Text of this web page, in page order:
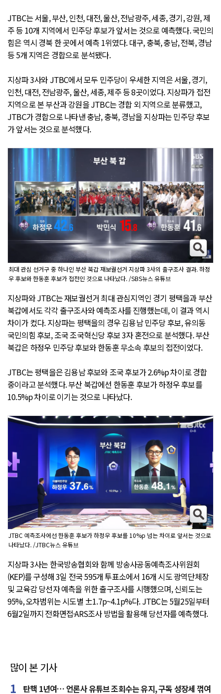
JTBC는 서울, 부산, 인천, 대전, 울산, 전남광주, 세종, 경기, 강원, 제
주 등 10개 지역에서 민주당 후보가 앞서는 것으로 예측했다. 국민의
힘은 역시 경북 한 곳에서 예측 1위였다. 대구, 충북, 충남, 전북, 경남
등 5개 지역은 경합으로 분석됐다.
지상파 3사와 JTBC에서 모두 민주당이 우세한 지역은 서울, 경기,
인천, 대전, 전남광주, 울산, 세종, 제주 등 8곳이었다. 지상파가 접전
지역으로 본 부산과 강원을 JTBC는 경합 외 지역으로 분류했고,
JTBC가 경합으로 나타낸 충남, 충북, 경남을 지상파는 민주당 후보
가 앞서는 것으로 분석했다.
최대 관심 선거구 중 하나인 부산 북갑 재보궐선거 지상파 3사의 출구조사 결과. 하정
우 후보와 한동훈 후보가 접전인 것으로 나타났다. /SBS뉴스 유튜브
지상파와 JTBC는 재보궐선거 최대 관심지역인 경기 평택을과 부산
북갑에서도 각각 출구조사와 예측조사를 진행했는데, 이 결과 역시
차이가 컸다. 지상파는 평택을의 경우 김용남 민주당 후보, 유의동
국민의힘 후보, 조국 조국혁신당 후보 3자 혼전으로 분석했다. 부산
북갑은 하정우 민주당 후보와 한동훈 무소속 후보의 접전이었다.
JTBC는 평택을은 김용남 후보와 조국 후보가 2.6%p 차이로 경합
중이라고 분석했다. 부산 북갑에선 한동훈 후보가 하정우 후보를
10.5%p 차이로 이기는 것으로 나타났다.
JTBC 예측조사에선 한동훈 후보가 하정우 후보를 10%p 넘는 차이로 앞서는 것으로
나타났다. /JTBC뉴스 유튜브
지상파 3사는 한국방송협회와 함께 방송사공동예측조사위원회
(KEP)를 구성해 3일 전국 595개 투표소에서 16개 시도 광역단체장
및 교육감 당선자 예측을 위한 출구조사를 시행했으며, 신뢰도는
95%, 오차범위는 시도별 ±1.7p~4.1p%다. JTBC는 5월25일부터
6월2일까지 전화면접·ARS조사 방법을 활용해 당선자를 예측했다.
많이 본 기사
탄핵 1년여… 언론사 유튜브 조회수는 유지, 구독 성장세 꺾여